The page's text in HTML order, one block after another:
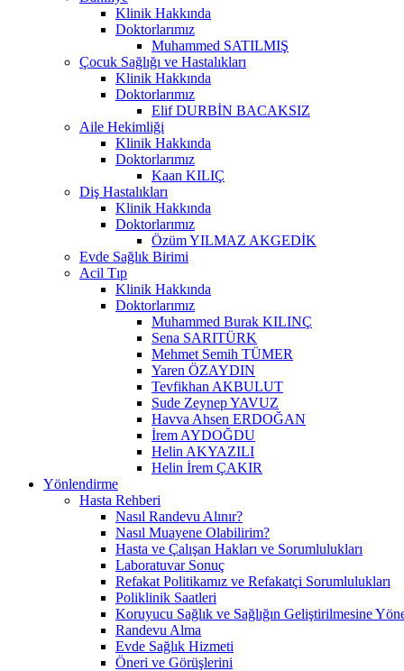
Klinik Hakkında
Doktorlarımız
Muhammed SATILMIŞ
Çocuk Sağlığı ve Hastalıkları
Klinik Hakkında
Doktorlarımız
Elif DURBİN BACAKSIZ
Aile Hekimliği
Klinik Hakkında
Doktorlarımız
Kaan KILIÇ
Diş Hastalıkları
Klinik Hakkında
Doktorlarımız
Özüm YILMAZ AKGEDİK
Evde Sağlık Birimi
Acil Tıp
Klinik Hakkında
Doktorlarımız
Muhammed Burak KILINÇ
Sena SARITÜRK
Mehmet Semih TÜMER
Yaren ÖZAYDIN
Tevfikhan AKBULUT
Sude Zeynep YAVUZ
Havva Ahsen ERDOĞAN
İrem AYDOĞDU
Helin AKYAZILI
Helin İrem ÇAKIR
Yönlendirme
Hasta Rehberi
Nasıl Randevu Alınır?
Nasıl Muayene Olabilirim?
Hasta ve Çalışan Hakları ve Sorumlulukları
Laboratuvar Sonuç
Refakat Politikamız ve Refakatçi Sorumlulukları
Poliklinik Saatleri
Koruyucu Sağlık ve Sağlığın Geliştirilmesine
Randevu Alma
Evde Sağlık Hizmeti
Öneri ve Görüşlerini